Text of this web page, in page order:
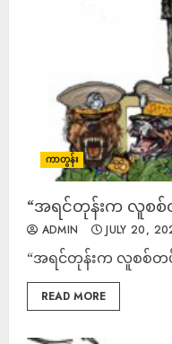
ကာတွန်း
“အရင်တုန်းက လူစစ်
ADMIN JULY 20,
“အရင်တုန်းက လူစစ်တ
READ MORE